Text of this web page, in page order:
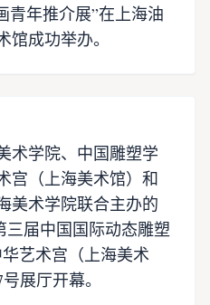
青年推介展”在上海油
馆成功举办。
术学院、中国雕塑学
宫（上海美术馆）和
美术学院联合主办的
三届中国国际动态雕塑
艺术宫（上海美术
展厅开幕。